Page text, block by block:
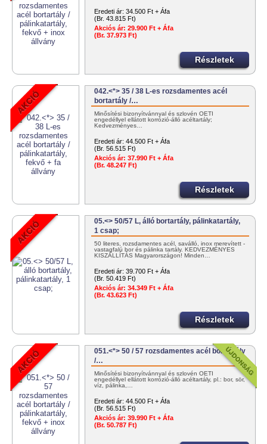
Eredeti ár: 34.500 Ft + Áfa
(Br. 43.815 Ft)
Akciós ár: 29.900 Ft + Áfa
(Br. 37.973 Ft)
Részletek
042.<*> 35 / 38 L-es rozsdamentes acél
bortartály /…
Minősítési bizonyítvánnyal és szlovén OÉTI
engedéllyel ellátott korrózió-álló acéltartály;
Kedvezményes…
Eredeti ár: 44.500 Ft + Áfa
(Br. 56.515 Ft)
Akciós ár: 37.990 Ft + Áfa
(Br. 48.247 Ft)
Részletek
05.<> 50/57 L, álló bortartály, pálinkatartály,
1 csap;
50 literes, rozsdamentes acél, saválló, inox merevített -
vastagfalú bor és pálinka tartály. KEDVEZMÉNYES
KISZÁLLÍTÁS Magyarországon! Minden…
Eredeti ár: 39.700 Ft + Áfa
(Br. 50.419 Ft)
Akciós ár: 34.349 Ft + Áfa
(Br. 43.623 Ft)
Részletek
051.<*> 50 / 57 rozsdamentes acél bortartály
/…
Minősítési bizonyítvánnyal és szlovén OÉTI
engedéllyel ellátott korrózió-álló acéltartály, pl.: bor, sör,
víz, pálinka,…
Eredeti ár: 44.500 Ft + Áfa
(Br. 56.515 Ft)
Akciós ár: 39.990 Ft + Áfa
(Br. 50.787 Ft)